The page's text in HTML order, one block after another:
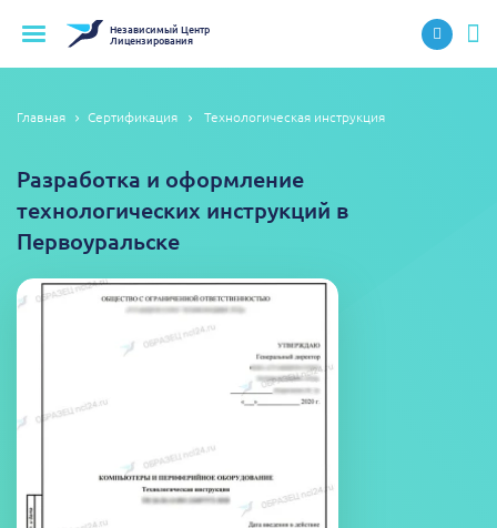
НезависимыйЦентр
Лицензирования
Главная Сертификация Технологическая инструкция
Разработка и оформление
технологических инструкций в
Первоуральске